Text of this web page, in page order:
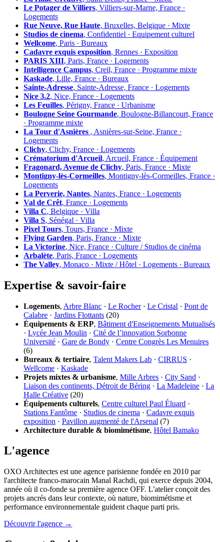
Le Potager de Villiers, Villiers-sur-Marne, France ·
Logements
Rue Neuve, Rue Haute, Bruxelles, Belgique · Mixte
Studios de cinema, Confidentiel · Equipement culturel
Wellcome, Paris · Bureaux
Cadavre exquis exposition, Rennes · Exposition
PARIS XIII, Paris, France · Logements
Intelligence Campus, Creil, France · Programme mixte
Kaskade, Lille, France · Bureaux
Sainte-Adresse, Sainte-Adresse, France · Logements
Nice 3.2, Nice, France · Logements
Les Feuilles, Périgny, France · Urbanisme
Boulogne Seine Gourmande, Boulogne-Billancourt, France
· Programme mixte
La Tour d'Asnières , Asnières-sur-Seine, France ·
Logements
Clichy, Clichy, France · Logements
Crématorium d'Arcueil, Arcueil, France · Équipement
Fragonard, Avenue de Clichy, Paris, France · Mixte
Montigny-lès-Cormeilles, Montigny-lès-Cormeilles, France ·
Logements
La Perverie, Nantes, Nantes, France · Logements
Val de Crêt, France · Logements
Villa C, Belgique · Villa
Villa S, Sénégal · Villa
Pixel Tours, Tours, France · Mixte
Flying Garden, Paris, France · Mixte
La Victorine, Nice, France · Culture / Studios de cinéma
Arbalète, Paris, France · Logements
The Valley, Monaco · Mixte / Hôtel · Logements · Bureaux
Expertise & savoir-faire
Logements, Arbre Blanc · Le Rocher· Le Cristal · Pont de
Calabre · Jardins Flottants (20)
Équipements & ERP, Bâtiment d'Enseignements Mutualisés
· Lycée Jean Moulin · Cité de l’innovation Sorbonne
Université · Gare de Bondy · Centre Congrès Les Menuires
(6)
Bureaux & tertiaire, Talent Makers Lab · CIRRUS ·
Wellcome · Kaskade
Projets mixtes & urbanisme, Mille Arbres · City Sand ·
Liaison des continents, Détroit de Béring · La Madeleine · La
Halle Créative (20)
Équipements culturels, Centre culturel Paul Éluard ·
Stations Fantôme · Studios de cinema · Cadavre exquis
exposition · Pavillon augmenté de l'Arsenal (7)
Architecture durable & biomimétisme, Hôtel Bamako
L'agence
OXO Architectes est une agence parisienne fondée en 2010 par
l'architecte franco-marocain Manal Rachdi, qui exerce depuis 2004,
année où il co-fonde sa première agence OFF. L'atelier conçoit des
projets ancrés dans leur contexte, où nature, biomimétisme et
performance environnementale guident chaque parti pris.
Découvrir l'agence →